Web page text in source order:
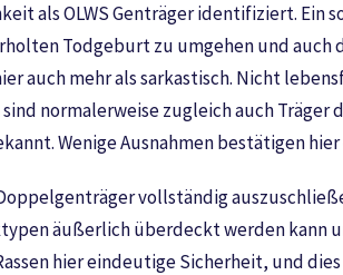
als OLWS Genträger identifiziert.
Todgeburt zu umgehen und
auch mehr als sarkastisch. Nicht
normalerweise zugleich auch
Wenige Ausnahmen bestätigen
vollständig
äußerlich überdeckt werden
hier eindeutige Sicherheit, und